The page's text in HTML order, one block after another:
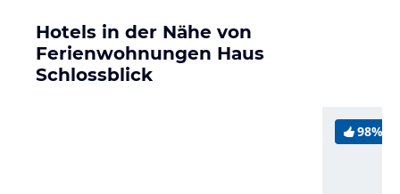
Hotels in der Nähe von
Ferienwohnungen Haus
Schlossblick
98%